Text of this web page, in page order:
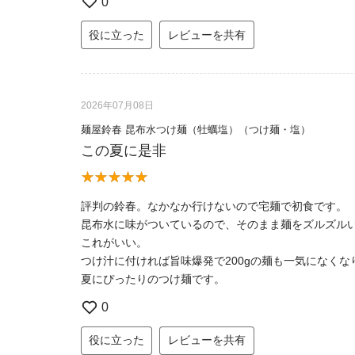
役に立った レビューを共有
2026年07月08日
麺屋鈴春 昆布水つけ麺（牡蠣塩）（つけ麺・塩）
この夏に是非
評判の鈴春。なかなか行けないので宅麺で初食です。
昆布水に味がついているので、そのまま麺をズルズル
これがいい。
つけ汁に付ければ旨味爆発で200gの麺も一気になくな
夏にぴったりのつけ麺です。
0
役に立った レビューを共有